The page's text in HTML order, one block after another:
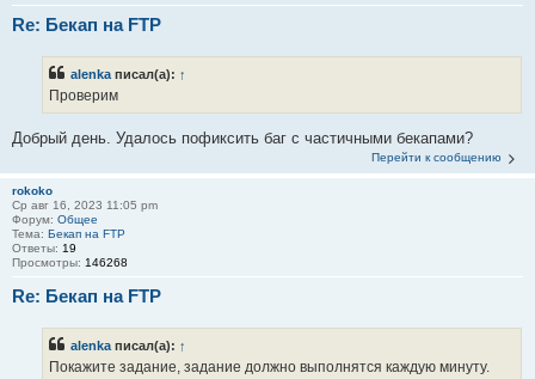
Re: Бекап на FTP
alenka писал(а): ↑
Проверим
Добрый день. Удалось пофиксить баг с частичными бекапами?
Перейти к сообщению
rokoko
Ср авг 16, 2023 11:05 pm
Форум: Общее
Тема: Бекап на FTP
Ответы: 19
Просмотры: 146268
Re: Бекап на FTP
alenka писал(а): ↑
Покажите задание, задание должно выполнятся каждую минуту.